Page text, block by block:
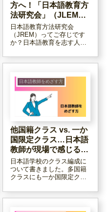
方へ！「日本語教育方
法研究会」（JLEM）
のススメ
日本語教育方法研究会
（JREM）ってご存じです
か？日本語教育を志す人々
や研究を報告する会です。
たこの研究会に参加してき
たので、レポートします。
日本語教師をめざす方
他国籍クラス vs. 一か
国限定クラス…日本語
教師が現場で感じるこ
と。
日本語学校のクラス編成に
ついて書きました。多国籍
クラスにも一か国限定クラ
としては多国籍クラスの方
がいいかなと思っていま